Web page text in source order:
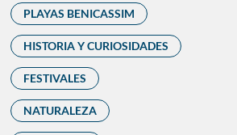
PLAYAS BENICASSIM
HISTORIA Y CURIOSIDADES
FESTIVALES
NATURALEZA